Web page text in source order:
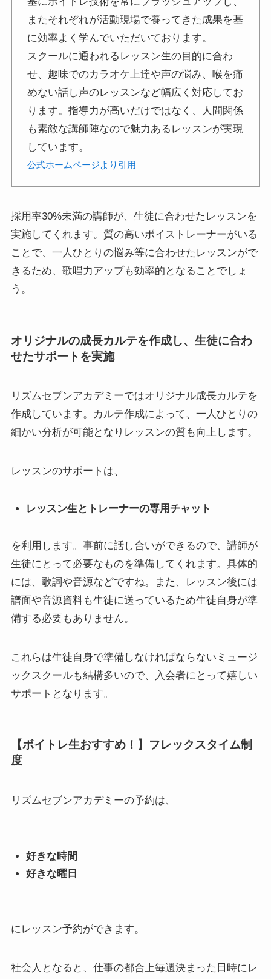
またそれぞれが活動現場で養ってきた成果を基
に効率よく学んでいただいております。
スクールに通われるレッスン生の目的に合わ
せ、趣味でのカラオケ上達や声の悩み、喉を痛
めない話し声のレッスンなど幅広く対応してお
ります。指導力が高いだけではなく、人間関係
も素敵な講師陣なので魅力あるレッスンが実現
しています。
公式ホームページより引用
採用率30%未満の講師が、生徒に合わせたレッスンを
実施してくれます。質の高いボイストレーナーがいる
ことで、一人ひとりの悩み等に合わせたレッスンがで
きるため、歌唱力アップも効率的となることでしょ
う。
オリジナルの成長カルテを作成し、生徒に合わ
せたサポートを実施
リズムセブンアカデミーではオリジナル成長カルテを
作成しています。カルテ作成によって、一人ひとりの
細かい分析が可能となりレッスンの質も向上します。
レッスンのサポートは、
レッスン生とトレーナーの専用チャット
を利用します。事前に話し合いができるので、講師が
生徒にとって必要なものを準備してくれます。具体的
には、歌詞や音源などですね。また、レッスン後には
譜面や音源資料も生徒に送っているため生徒自身が準
備する必要もありません。
これらは生徒自身で準備しなければならないミュージ
ックスクールも結構多いので、入会者にとって嬉しい
サポートとなります。
【ボイトレ生おすすめ！】フレックスタイム制
度
リズムセブンアカデミーの予約は、
好きな時間
好きな曜日
にレッスン予約ができます。
社会人となると、仕事の都合上毎週決まった日時にレ